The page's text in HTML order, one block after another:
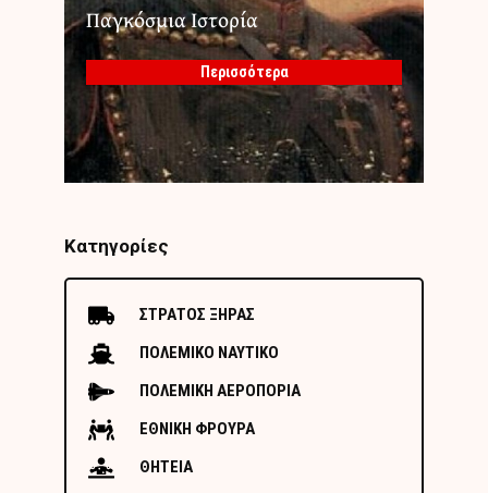
Παγκόσμια Ιστορία
Περισσότερα
Κατηγορίες
ΣΤΡΑΤΟΣ ΞΗΡΑΣ
ΠΟΛΕΜΙΚΟ ΝΑΥΤΙΚΟ
ΠΟΛΕΜΙΚΗ ΑΕΡΟΠΟΡΙΑ
ΕΘΝΙΚΗ ΦΡΟΥΡΑ
ΘΗΤΕΙΑ